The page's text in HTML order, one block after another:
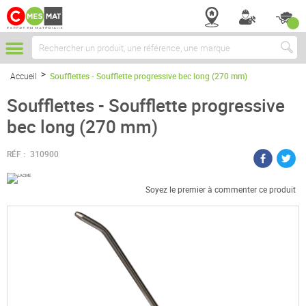
Chercher
Accueil Soufflettes - Soufflette progressive bec long (270 mm)
Soufflettes - Soufflette progressive
bec long (270 mm)
RÉF : 310900
Soyez le premier à commenter ce produit
Passer